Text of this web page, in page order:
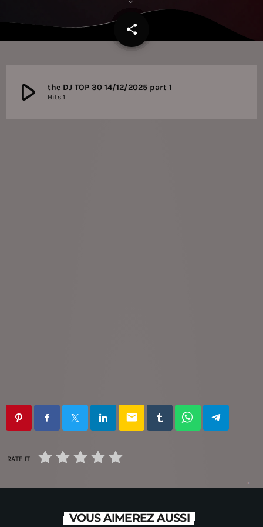
share
email
play_arrow the DJ TOP 30 14/12/2025 part 1
Hits 1
email
RATE IT
VOUS AIMEREZ AUSSI